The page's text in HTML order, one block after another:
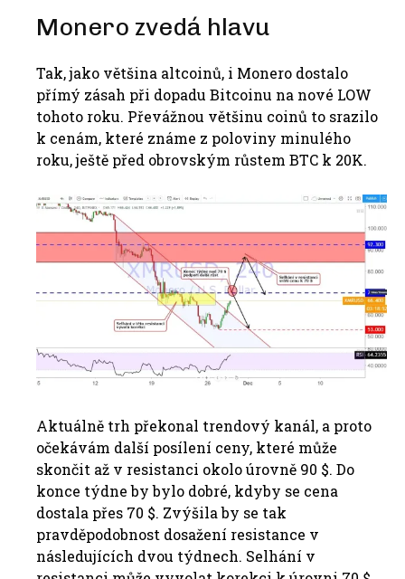
Monero zvedá hlavu
Tak, jako většina altcoinů, i Monero dostalo
přímý zásah při dopadu Bitcoinu na nové LOW
tohoto roku. Převážnou většinu coinů to srazilo
k cenám, které známe z poloviny minulého
roku, ještě před obrovským růstem BTC k 20K.
Aktuálně trh překonal trendový kanál, a proto
očekávám další posílení ceny, které může
skončit až v resistanci okolo úrovně 90 $. Do
konce týdne by bylo dobré, kdyby se cena
dostala přes 70 $. Zvýšila by se tak
pravděpodobnost dosažení resistance v
následujících dvou týdnech. Selhání v